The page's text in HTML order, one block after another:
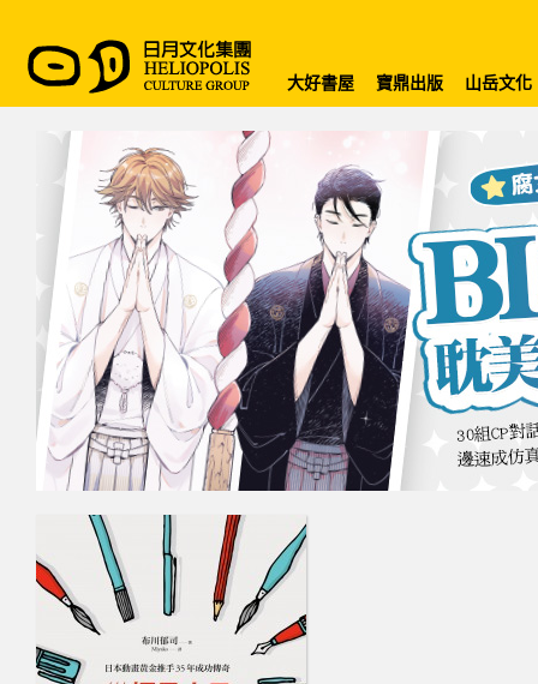
大好書屋 寶鼎出版 山岳文化